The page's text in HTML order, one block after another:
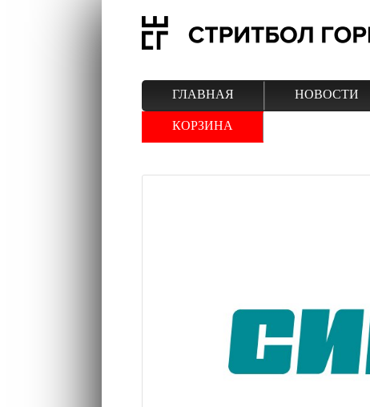
ГЛАВНАЯ НОВОСТИ
КОРЗИНА